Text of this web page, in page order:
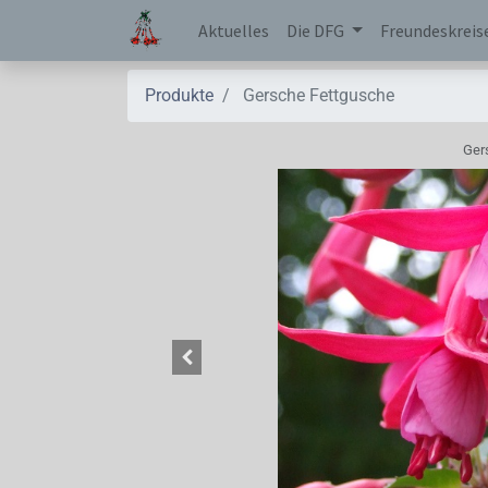
Aktuelles Die DFG
Produkte Gersche Fettgusche